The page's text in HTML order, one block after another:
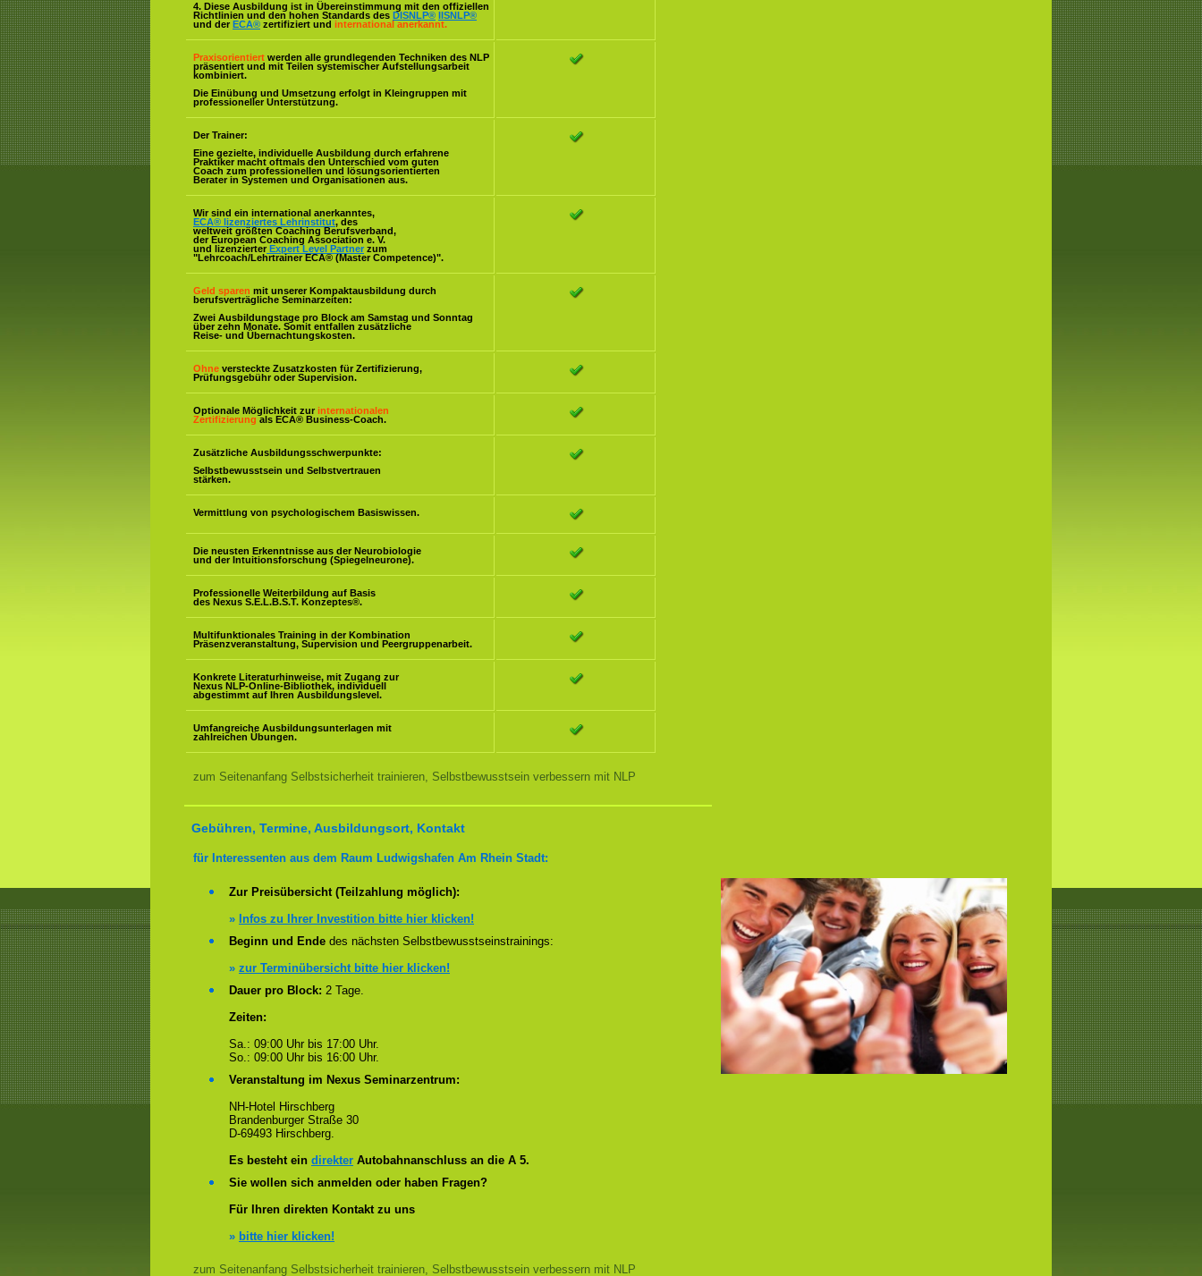
4. Diese Ausbildung ist in Übereinstimmung mit den offiziellen
Richtlinien und den hohen Standards des DISNLP® IISNLP®
und der ECA® zertifiziert und international anerkannt.
Praxisorientiert werden alle grundlegenden Techniken des NLP
präsentiert und mit Teilen systemischer Aufstellungsarbeit
kombiniert.
Die Einübung und Umsetzung erfolgt in Kleingruppen mit
professioneller Unterstützung.
Der Trainer:
Eine gezielte, individuelle Ausbildung durch erfahrene
Praktiker macht oftmals den Unterschied vom guten
Coach zum professionellen und lösungsorientierten
Berater in Systemen und Organisationen aus.
Wir sind ein international anerkanntes,
ECA® lizenziertes Lehrinstitut, des
weltweit größten Coaching Berufsverband,
der European Coaching Association e. V.
und lizenzierter Expert Level Partner zum
"Lehrcoach/Lehrtrainer ECA® (Master Competence)".
Geld sparen mit unserer Kompaktausbildung durch
berufsverträgliche Seminarzeiten:
Zwei Ausbildungstage pro Block am Samstag und Sonntag
über zehn Monate. Somit entfallen zusätzliche
Reise- und Übernachtungskosten.
Ohne versteckte Zusatzkosten für Zertifizierung,
Prüfungsgebühr oder Supervision.
Optionale Möglichkeit zur internationalen
Zertifizierungals ECA® Business-Coach.
Zusätzliche Ausbildungsschwerpunkte:
Selbstbewusstsein und Selbstvertrauen
stärken.
Vermittlung von psychologischem Basiswissen.
Die neusten Erkenntnisse aus der Neurobiologie
und der Intuitionsforschung (Spiegelneurone).
Professionelle Weiterbildung auf Basis
des Nexus S.E.L.B.S.T. Konzeptes®.
Multifunktionales Training in der Kombination
Präsenzveranstaltung, Supervision und Peergruppenarbeit.
Konkrete Literaturhinweise, mit Zugang zur
Nexus NLP-Online-Bibliothek, individuell
abgestimmt auf Ihren Ausbildungslevel.
Umfangreiche Ausbildungsunterlagen mit
zahlreichen Übungen.
zum Seitenanfang Selbstsicherheit trainieren, Selbstbewusstsein verbessern mit NLP
Gebühren, Termine, Ausbildungsort, Kontakt
für Interessenten aus dem Raum Ludwigshafen Am Rhein Stadt:
Zur Preisübersicht (Teilzahlung möglich):
» Infos zu Ihrer Investition bitte hier klicken!
Beginn und Ende des nächsten Selbstbewusstseinstrainings:
» zur Terminübersicht bitte hier klicken!
Dauer pro Block: 2 Tage.
Zeiten:
Sa.: 09:00 Uhr bis 17:00 Uhr.
So.: 09:00 Uhr bis 16:00 Uhr.
Veranstaltung im Nexus Seminarzentrum:
NH-Hotel Hirschberg
Brandenburger Straße 30
D-69493 Hirschberg.
Es besteht ein direkter Autobahnanschluss an die A 5.
Sie wollen sich anmelden oder haben Fragen?
Für Ihren direkten Kontakt zu uns
» bitte hier klicken!
zum Seitenanfang Selbstsicherheit trainieren, Selbstbewusstsein verbessern mit NLP